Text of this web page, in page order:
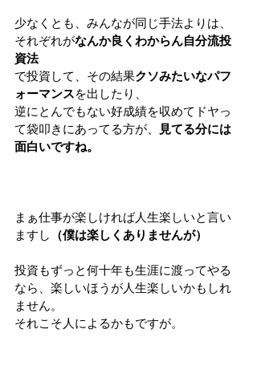
少なくとも、みんなが同じ手法よりは、
それぞれがなんか良くわからん自分流投
資法
で投資して、その結果クソみたいなパフ
ォーマンスを出したり、
逆にとんでもない好成績を収めてドヤっ
て袋叩きにあってる方が、
見てる分には
面白いですね。
まぁ仕事が楽しければ人生楽しいと言い
ますし
（僕は楽しくありませんが）
投資もずっと何十年も生涯に渡ってやる
なら、楽しいほうが人生楽しいかもしれ
ません。
それこそ人によるかもですが。